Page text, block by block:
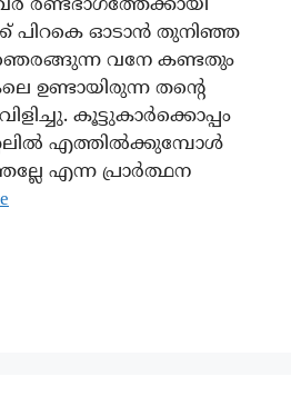
രണ്ട്ഭാഗത്തേക്കായി
പിറകെ ഓടാൻ തുനിഞ്ഞ
ഞെരങ്ങുന്ന വനേ കണ്ടതും
ഉണ്ടായിരുന്ന തന്റെ
കൂട്ടുകാർക്കൊപ്പം
എത്തിൽക്കുമ്പോൾ
എന്ന പ്രാർത്ഥന